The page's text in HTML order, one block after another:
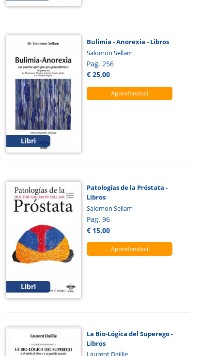
Libri
Bulimia - Anorexia - Libros
Salomon Sellam
Pag. 256
€ 25,00
Approfondisci
Libri
Patologías de la Próstata -
Libros
Salomon Sellam
Pag. 96
€ 15,00
Approfondisci
La Bio-Lógica del Superego -
Libros
Laurent Daillie